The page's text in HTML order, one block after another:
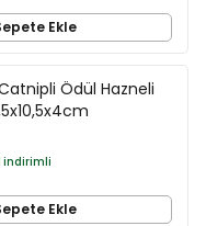
Ekle
Ödül Hazneli
indirimli
Ekle